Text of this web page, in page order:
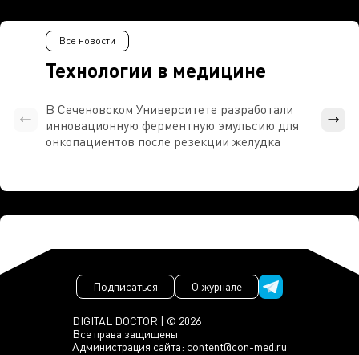
Технологии в медицине
Все новости
В Сеченовском Университете разработали
инновационную ферментную эмульсию для
онкопациентов после резекции желудка
DIGITAL DOCTOR | © 2026
Все права защищены
Администрация сайта: content@con-med.ru
Подписаться О журнале